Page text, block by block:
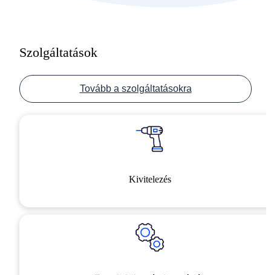
Szolgáltatások
Tovább a szolgáltatásokra
Kivitelezés